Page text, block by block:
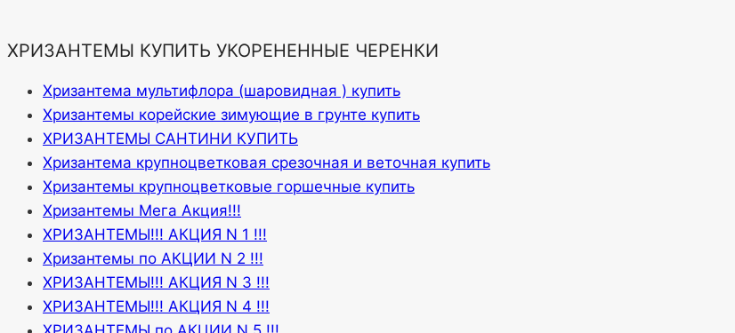
ХРИЗАНТЕМЫ КУПИТЬ УКОРЕНЕННЫЕ ЧЕРЕНКИ
Хризантема мультифлора (шаровидная ) купить
Хризантемы корейские зимующие в грунте купить
ХРИЗАНТЕМЫ САНТИНИ КУПИТЬ
Хризантема крупноцветковая срезочная и веточная купить
Хризантемы крупноцветковые горшечные купить
Хризантемы Мега Акция!!!
ХРИЗАНТЕМЫ!!! АКЦИЯ N 1 !!!
Хризантемы по АКЦИИ N 2 !!!
ХРИЗАНТЕМЫ!!! АКЦИЯ N 3 !!!
ХРИЗАНТЕМЫ!!! АКЦИЯ N 4 !!!